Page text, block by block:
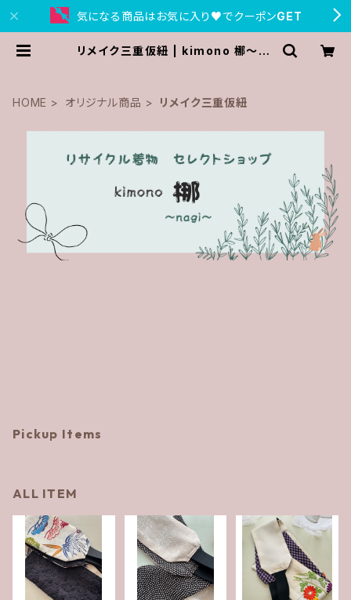
気になる商品はお気に入り♥でクーポンGET
リメイク三重仮紐 | kimono 梛〜na
HOME オリジナル商品 リメイク三重仮紐
Pickup Items
ALL ITEM